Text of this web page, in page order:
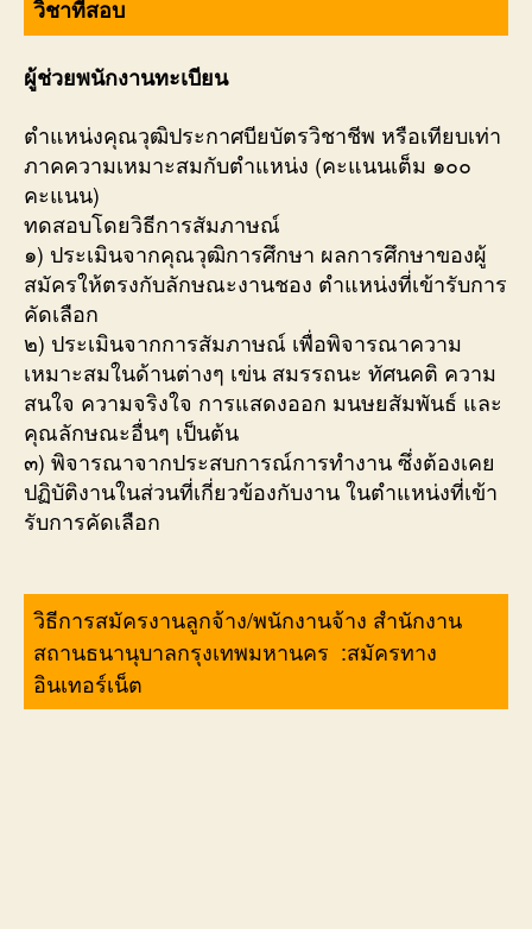
วิชาที่สอบ
ผู้ช่วยพนักงานทะเบียน
ตำแหน่งคุณวุฒิประกาศบียบัตรวิชาชีพ หรือเทียบเท่า
ภาคความเหมาะสมกับตำแหน่ง (คะแนนเต็ม ๑๐๐
คะแนน)
ทดสอบโดยวิธีการสัมภาษณ์
๑) ประเมินจากคุณวุฒิการศึกษา ผลการศึกษาของผู้
สมัครให้ตรงกับลักษณะงานชอง ตำแหน่งที่เข้ารับการ
คัดเลือก
๒) ประเมินจากการสัมภาษณ์ เพื่อพิจารณาความ
เหมาะสมในด้านต่างๆ เข่น สมรรถนะ ทัศนคติ ความ
สนใจ ความจริงใจ การแสดงออก มนษยสัมพันธ์ และ
คุณลักษณะอื่นๆ เป็นต้น
๓) พิจารณาจากประสบการณ์การทำงาน ซึ่งต้องเคย
ปฏิบัติงานในส่วนที่เกี่ยวข้องกับงาน ในตำแหน่งที่เข้า
รับการคัดเลือก
วิธีการสมัครงานลูกจ้าง/พนักงานจ้าง สำนักงาน
สถานธนานุบาลกรุงเทพมหานคร :สมัครทาง
อินเทอร์เน็ต